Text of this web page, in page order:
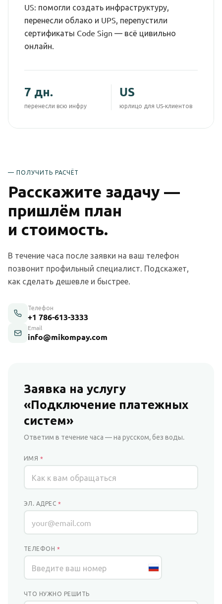
US: помогли создать инфраструктуру,
перенесли облако и UPS, перепустили
сертификаты Code Sign — всё цивильно
онлайн.
7 дн.
перенесли всю инфру
US
юрлицо для US-клиентов
— ПОЛУЧИТЬ РАСЧЁТ
Расскажите задачу —
пришлём план
и стоимость.
В течение часа после заявки на ваш телефон
позвонит профильный специалист. Подскажет,
как сделать дешевле и быстрее.
Телефон
+1 786-613-3333
Email
info@mikompay.com
Заявка на услугу
«Подключение платежных
систем»
Ответим в течение часа — на русском, без воды.
ИМЯ *
ЭЛ. АДРЕС *
ТЕЛЕФОН *
ЧТО НУЖНО РЕШИТЬ